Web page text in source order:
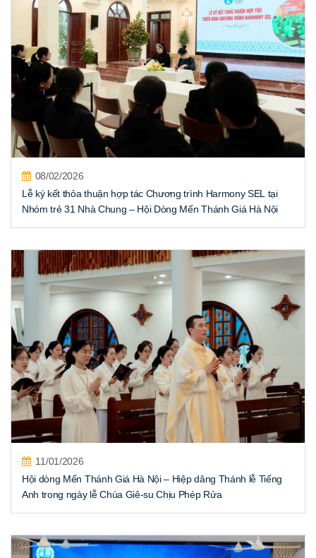
08/02/2026
Lễ ký kết thỏa thuận hợp tác Chương trình Harmony SEL tại
Nhóm trẻ 31 Nhà Chung – Hội Dòng Mến Thánh Giá Hà Nội
11/01/2026
Hội dòng Mến Thánh Giá Hà Nội – Hiệp dâng Thánh lễ Tiếng
Anh trong ngày lễ Chúa Giê-su Chịu Phép Rửa